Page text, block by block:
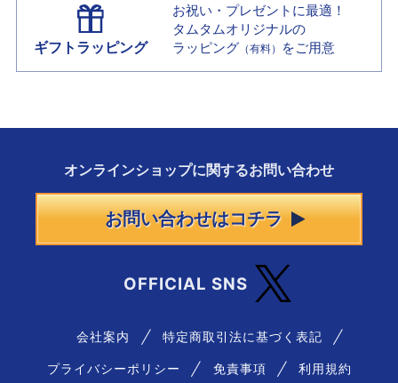
ギフトラッピング
お祝い・プレゼントに最適！
タムタムオリジナルの
ラッピング （有料） をご用意
オンラインショップに関するお問い合わせ
お問い合わせはコチラ
OFFICIAL SNS
会社案内 特定商取引法に基づく表記
プライバシーポリシー 免責事項 利用規約